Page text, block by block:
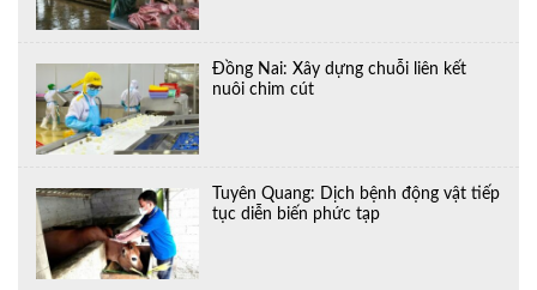
Đồng Nai: Xây dựng chuỗi liên kết
nuôi chim cút
Tuyên Quang: Dịch bệnh động vật tiếp
tục diễn biến phức tạp